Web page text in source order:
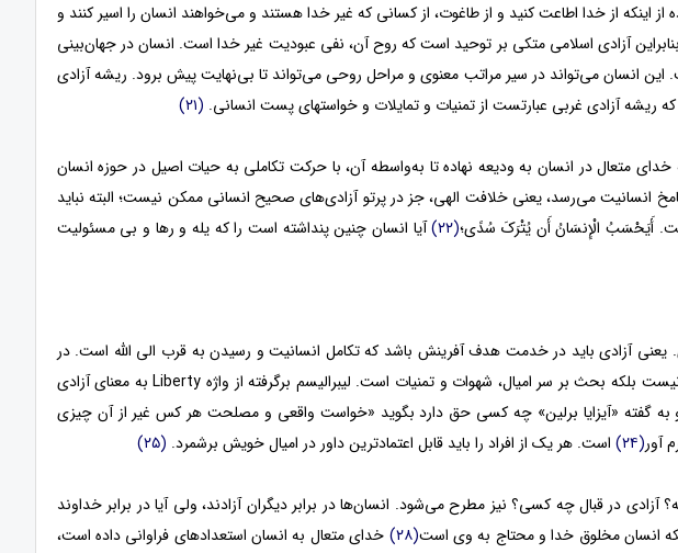
از اینکه از خدا اطاعت کنید و از طاغوت، از کسانی که غیر خدا هستند و می‌خواهند انسان را اسیر کنند و
آزادی اسلامی متکی بر توحید است که روح آن، نفی عبودیت غیر خدا است. انسان در جهان‌بینی
این انسان می‌تواند در سیر مراتب معنوی و مراحل روحی می‌تواند تا بی‌نهایت پیش برود. ریشه آزادی
ریشه آزادی غربی عبارتست از تمنیات و تمایلات و خواستهای پست انسانی. (۲۱)
متعال در انسان به ودیعه نهاده تا به‌واسطه آن، با حرکت تکاملی به حیات اصیل در حوزه انسان
انسانیت می‌رسد، یعنی خلافت الهی، جز در پرتو آزادی‌های صحیح انسانی ممکن نیست؛ البته نباید
أَیَحْسَبُ الْإِنسَانُ أَن یُتْرَکَ سُدًى؛(۲۲)
آیا انسان چنین پنداشته است را که یله و رها و بی مسئولیت
آزادی باید در خدمت هدف آفرینش باشد که تکامل انسانیت و رسیدن به قرب الی الله است. در
فرهنگ لیبرالیستی غرب سخن از هدفمندی آفرینش و مصلحت نیست بلکه بحث بر سر امیال، شهوات و تمنیات است. لیبرالیسم برگرفته از واژه Liberty به معنای آزادی
به گفته «آیزایا برلین» چه کسی حق دارد بگوید «خواست واقعی و مصلحت هر کس غیر از آن چیزی
آور(۲۴) است. هر یک از افراد را باید قابل اعتمادترین داور در امیال خویش برشمرد. (۲۵)
در قبال چه کسی؟ نیز مطرح می‌شود. انسان‌ها در برابر دیگران آزادند، ولی آیا در برابر خداوند
انسان مخلوق خدا و محتاج به وی است(۲۸)
خدای متعال به انسان استعدادهای فراوانی داده است،